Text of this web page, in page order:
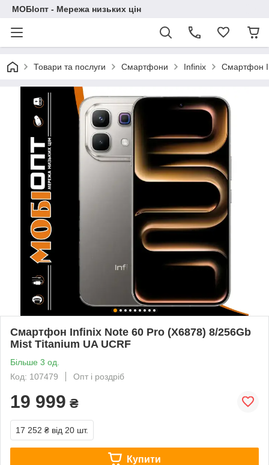
МОБІопт - Мережа низьких цін
Товари та послуги Смартфони Infinix Смартфон
Смартфон Infinix Note 60 Pro (X6878) 8/256Gb
Mist Titanium UA UCRF
Більше 3 од.
Код: 107479
Опт і роздріб
19 999 ₴
17 252 ₴ від 20 шт.
Купити